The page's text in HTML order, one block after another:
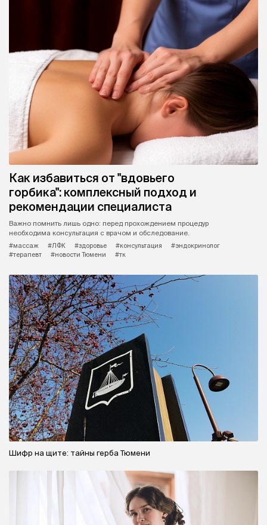
Как избавиться от "вдовьего
горбика": комплексный подход и
рекомендации специалиста
Важно помнить лишь одно: перед прохождением процедур
необходима консультация с врачом и обследование.
#массаж
#ЛФК #здоровье #консультация
#эндокринолог
#терапевт
#новости Тюмени #тк
Шифр на щите: тайны герба Тюмени